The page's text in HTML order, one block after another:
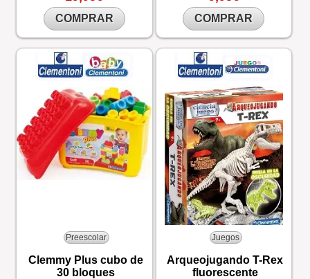
COMPRAR COMPRAR
Preescolar
Clemmy Plus cubo de
30 bloques
Juegos
Arqueojugando T-Rex
fluorescente